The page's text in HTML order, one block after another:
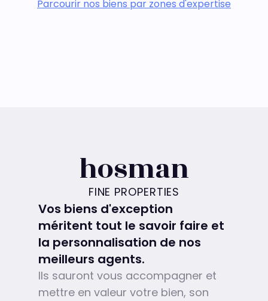
Parcourir nos biens par zones d'expertise
hosman
FINE PROPERTIES
Vos biens d'exception
méritent tout le savoir faire et
la personnalisation de nos
meilleurs agents.
Ils sauront vous accompagner et
mettre en valeur votre bien, son